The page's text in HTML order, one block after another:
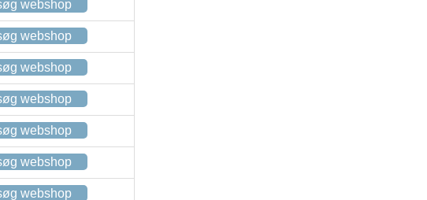
webshop
webshop
webshop
webshop
webshop
webshop
webshop